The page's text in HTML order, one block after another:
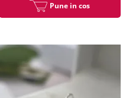
Pune in cos